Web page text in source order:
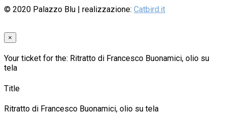
© 2020 Palazzo Blu | realizzazione: Catbird.it
×
Your ticket for the: Ritratto di Francesco Buonamici, olio su
tela
Title
Ritratto di Francesco Buonamici, olio su tela